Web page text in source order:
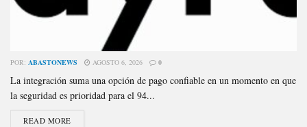
POR: ABASTONEWS AGOSTO 6, 2026 0
La integración suma una opción de pago confiable en un momento en que
la seguridad es prioridad para el 94...
READ MORE